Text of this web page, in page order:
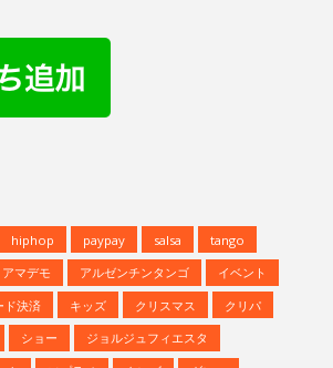
hiphop paypay salsa
tango
アマデモ アルゼンチンタンゴ
イベント
ド決済 キッズ クリスマス
クリパ
ショー
ジョルジュフィエスタ